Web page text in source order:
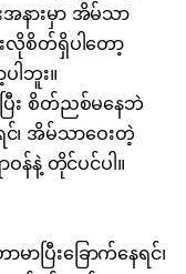
နားမှာ အိမ်သာ
လိုစိတ်ရှိပါတော့
ါဘူး။
း စိတ်ညစ်မနေဘဲ
င်၊ အိမ်သာဝေးတဲ့
န်နဲ့ တိုင်ပင်ပါ။
ာပြီးခြောက်နေရင်၊